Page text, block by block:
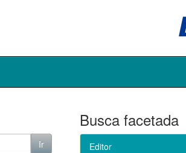
Busca facetada
Editor